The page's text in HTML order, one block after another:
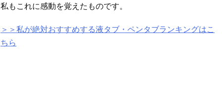
私もこれに感動を覚えたものです。
＞＞私が絶対おすすめする液タブ・ペンタブランキングはこ
ちら